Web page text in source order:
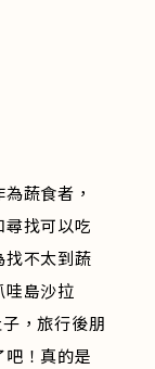
蔬食者，
找可以吃
找不太到蔬
哇島沙拉
，旅行後朋
！真的是